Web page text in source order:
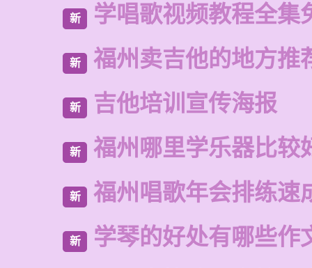
新 学唱歌视频教程全集
新 福州卖吉他的地方推
新 吉他培训宣传海报
新 福州哪里学乐器比较
新 福州唱歌年会排练速
新 学琴的好处有哪些作